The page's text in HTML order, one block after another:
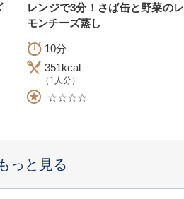
レンジで3分！さば缶と野菜のレ
モンチーズ蒸し
10分
351kcal
（1人分）
☆☆☆☆
っと見る